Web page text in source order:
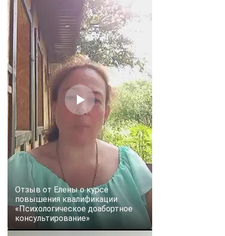
Отзыв от Елены о курсе
повышения квалификации
«Психологическое доабортное
консультирование»
ChatApp
online
Мессенджеры
Свяжитесь с нами через любой удобный мессенджер!
WhatsApp
Vkontakte EMail
Max